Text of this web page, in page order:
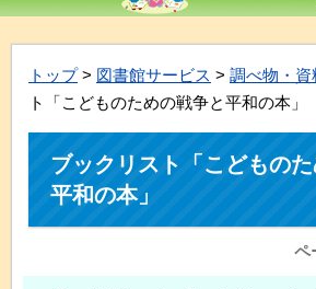
トップ> 図書館サービス > 調べ物・資
ト「こどものための戦争と平和の本」
ブックリスト「こどもの
平和の本」
ペ